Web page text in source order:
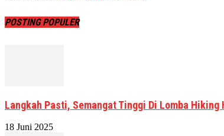
POSTING POPULER
Langkah Pasti, Semangat Tinggi Di Lomba Hiking
18 Juni 2025